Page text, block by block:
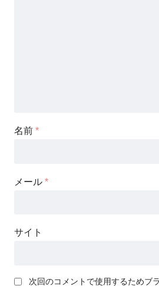
名前 *
メール *
サイト
次回のコメントで使用するためブ